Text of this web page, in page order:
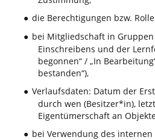
● die Berechtigungen bzw.
● bei Mitgliedschaft in
Einschreibens und der
begonnen“ / „In
bestanden“),
● Verlaufsdaten: Datum der
durch wen (Besitzer*in),
Eigentümerschaft an
● bei Verwendung des